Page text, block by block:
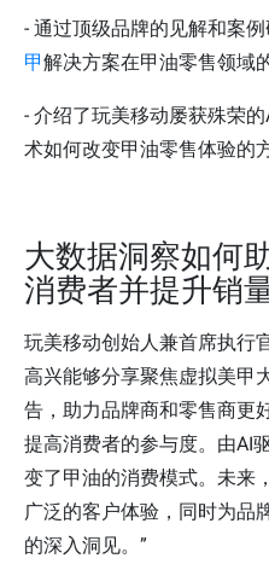
- 通过顶级品牌的见解和案
甲解决方案在甲油零售领域
- 介绍了玩美移动屡获殊荣
术如何改变甲油零售体验的
大数据洞察如何
消费者并提升销
玩美移动创始人兼首席执行
高兴能够分享聚焦虚拟美甲
告，助力品牌商和零售商更
提高消费者的参与度。由AI
变了甲油的消费模式。未来
广泛的客户体验，同时为品
的深入洞见。”